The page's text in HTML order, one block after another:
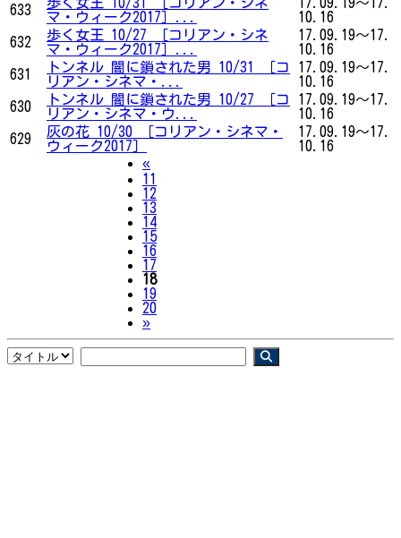
633
マ・ウィーク2017］...
10.16
632
歩く女王 10/27 ［コリアン・シネ
マ・ウィーク2017］...
17.09.19～17.
10.16
631
トンネル 闇に鎖された男 10/31 ［コ
リアン・シネマ・...
17.09.19～17.
10.16
630
トンネル 闇に鎖された男 10/27 ［コ
リアン・シネマ・ウ...
17.09.19～17.
10.16
629
灰の花 10/30 ［コリアン・シネマ・
ウィーク2017］
17.09.19～17.
10.16
«Previous
11
12
13
14
15
16
17
18
19
20
»Next